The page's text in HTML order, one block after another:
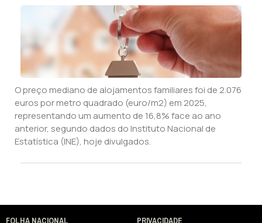
O preço mediano de alojamentos familiares foi de 2.076
euros por metro quadrado (euro/m2) em 2025,
representando um aumento de 16,8% face ao ano
anterior, segundo dados do Instituto Nacional de
Estatística (INE), hoje divulgados.